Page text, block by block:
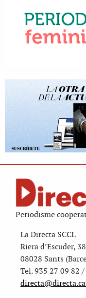
Periodisme
La Directa SCCL
Riera d’Escuder,
08028 Sants
Tel. 935 27 09 82